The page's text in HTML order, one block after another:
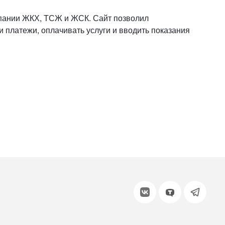
ЖКХ, ТСЖ и ЖСК. Сайт позволил
оплачивать услуги и вводить показания